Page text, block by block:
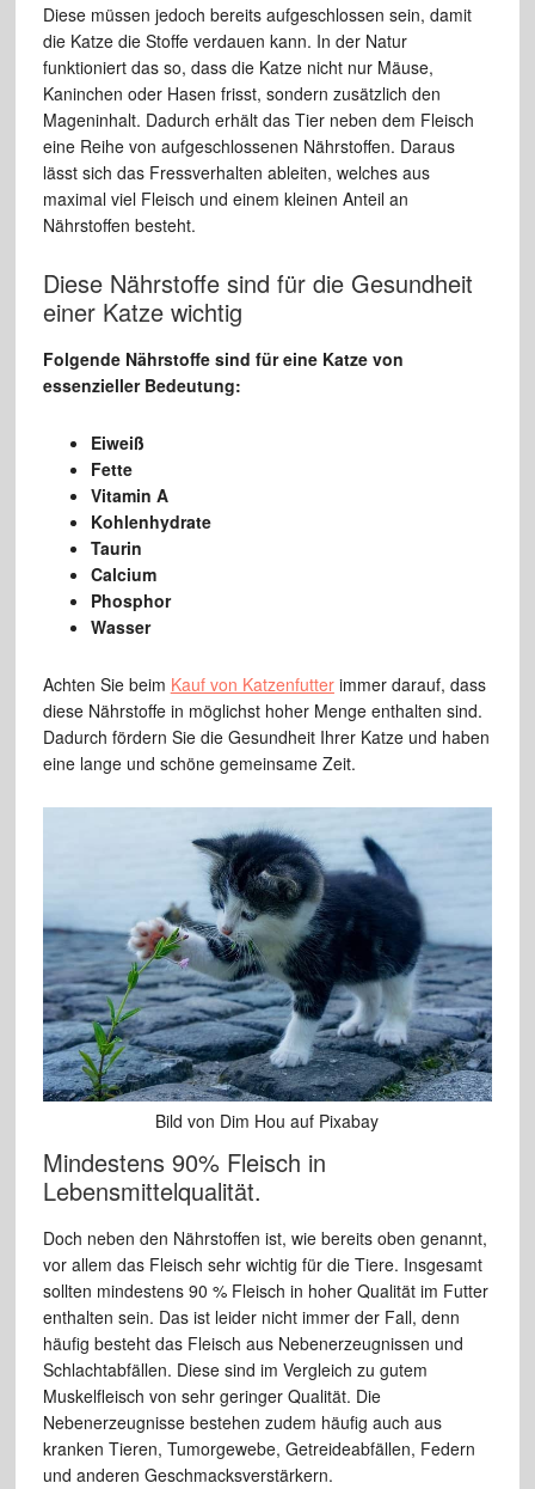
Diese müssen jedoch bereits aufgeschlossen sein, damit
die Katze die Stoffe verdauen kann. In der Natur
funktioniert das so, dass die Katze nicht nur Mäuse,
Kaninchen oder Hasen frisst, sondern zusätzlich den
Mageninhalt. Dadurch erhält das Tier neben dem Fleisch
eine Reihe von aufgeschlossenen Nährstoffen. Daraus
lässt sich das Fressverhalten ableiten, welches aus
maximal viel Fleisch und einem kleinen Anteil an
Nährstoffen besteht.
Diese Nährstoffe sind für die Gesundheit
einer Katze wichtig
Folgende Nährstoffe sind für eine Katze von
essenzieller Bedeutung:
Eiweiß
Fette
Vitamin A
Kohlenhydrate
Taurin
Calcium
Phosphor
Wasser
Achten Sie beim Kauf von Katzenfutterimmer darauf, dass
diese Nährstoffe in möglichst hoher Menge enthalten sind.
Dadurch fördern Sie die Gesundheit Ihrer Katze und haben
eine lange und schöne gemeinsame Zeit.
Bild von Dim Hou auf Pixabay
Mindestens 90% Fleisch in
Lebensmittelqualität.
Doch neben den Nährstoffen ist, wie bereits oben genannt,
vor allem das Fleisch sehr wichtig für die Tiere. Insgesamt
sollten mindestens 90 % Fleisch in hoher Qualität im Futter
enthalten sein. Das ist leider nicht immer der Fall, denn
häufig besteht das Fleisch aus Nebenerzeugnissen und
Schlachtabfällen. Diese sind im Vergleich zu gutem
Muskelfleisch von sehr geringer Qualität. Die
Nebenerzeugnisse bestehen zudem häufig auch aus
kranken Tieren, Tumorgewebe, Getreideabfällen, Federn
und anderen Geschmacksverstärkern.